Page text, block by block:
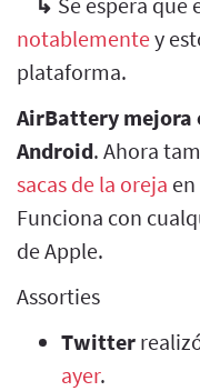
notablementey
plataforma.
AirBattery mejora
Android. Ahora
sacas de la oreja
Funciona con
de Apple.
Assorties
Twitter
ayer.